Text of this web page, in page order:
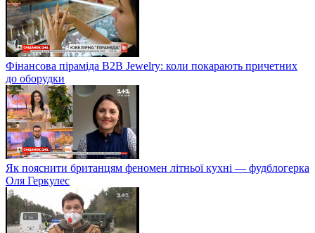
Фінансова піраміда B2B Jewelry: коли покарають причетних
до оборудки
Як пояснити британцям феномен літньої кухні — фудблогерка
Оля Геркулес